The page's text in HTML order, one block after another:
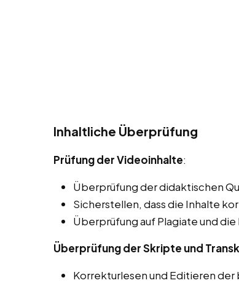
Inhaltliche Überprüfung
Prüfung der Videoinhalte:
Überprüfung der didaktischen
Sicherstellen, dass die Inhalte
Überprüfung auf Plagiate und
Überprüfung der Skripte und
Korrekturlesen und Editieren